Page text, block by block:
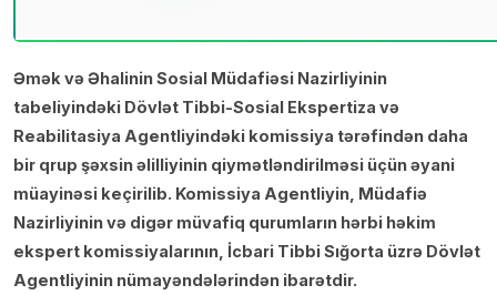
Əmək və Əhalinin Sosial Müdafiəsi Nazirliyinin
tabeliyindəki Dövlət Tibbi-Sosial Ekspertiza və
Reabilitasiya Agentliyindəki komissiya tərəfindən daha
bir qrup şəxsin əlilliyinin qiymətləndirilməsi üçün əyani
müayinəsi keçirilib. Komissiya Agentliyin, Müdafiə
Nazirliyinin və digər müvafiq qurumların hərbi həkim
ekspert komissiyalarının, İcbari Tibbi Sığorta üzrə Dövlət
Agentliyinin nümayəndələrindən ibarətdir.